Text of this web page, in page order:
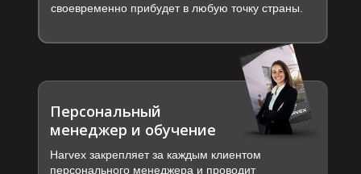
Harvex закрепляет за каждым клиентом
персонального менеджера и проводит
Персональный
менеджер и обучение
своевременно прибудет в любую точку страны.